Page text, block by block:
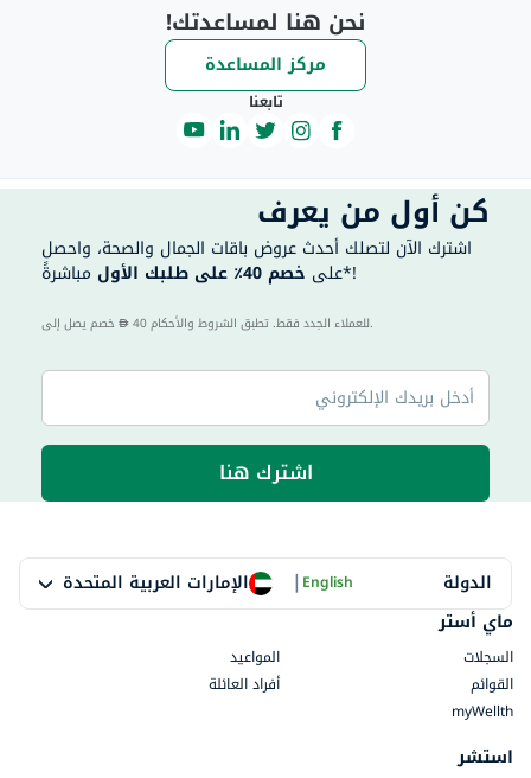
نحن هنا لمساعدتك!
مركز المساعدة
تابعنا
كن أول من يعرف
اشترك الآن لتصلك أحدث عروض باقات الجمال والصحة، واحصل
على خصم 40٪ على طلبك الأول مباشرةً*!
40 للعملاء الجدد فقط. تطبق الشروط والأحكام.
اشترك هنا
الدولة الإمارات العربية المتحدة |English
ماي أستر
السجلات
المواعيد
القوائم
أفراد العائلة
myWellth
استشر